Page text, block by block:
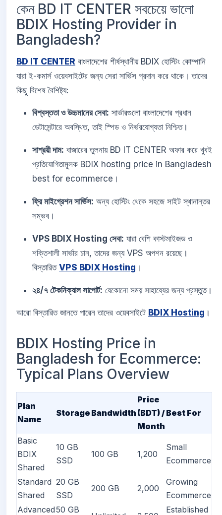
কেন BD IT CENTER সবচেয়ে ভালো
BDIX Hosting Provider in
Bangladesh?
BD IT CENTER বাংলাদেশের শীর্ষস্থানীয় BDIX হোস্টিং কোম্পানি
যারা ই-কমার্স ওয়েবসাইটের জন্য সেরা সার্ভিস প্রদান করে থাকে। তাদের
কিছু বিশেষ বৈশিষ্ট্য:
বিশ্বস্ততা ও উচ্চমানের সেবা: সার্ভারগুলো বাংলাদেশের প্রধান
ডেটাসেন্টারে অবস্থিত, তাই স্পিড ও নির্ভরযোগ্যতা নিশ্চিত।
সাশ্রয়ী দাম: বাজারের তুলনায় BD IT CENTER অফার করে খুবই
প্রতিযোগিতামূলক BDIX hosting price in Bangladesh
best for ecommerce।
ফ্রি মাইগ্রেশন সার্ভিস: অন্য হোস্টিং থেকে সহজে সাইট স্থানান্তর
সম্ভব।
VPS BDIX Hosting সেবা: যারা বেশি কাস্টমাইজড ও
শক্তিশালী সার্ভার চান, তাদের জন্য VPS অপশন রয়েছে।
বিস্তারিত VPS BDIX Hosting ।
২৪/৭ টেকনিক্যাল সাপোর্ট: যেকোনো সময় সাহায্যের জন্য প্রস্তুত।
আরো বিস্তারিত জানতে পারেন তাদের ওয়েবসাইটে BDIX Hosting ।
BDIX Hosting Price in
Bangladesh for Ecommerce:
Typical Plans Overview
Plan
Name
Storage Bandwidth
Price
(BDT) /
Month
Best For
Basic
BDIX
Shared
10 GB
SSD
100 GB 1,200
Small
Ecommerce
Standard
Shared
20 GB
SSD
200 GB 2,000
Growing
Ecommerce
Advanced50 GB Established